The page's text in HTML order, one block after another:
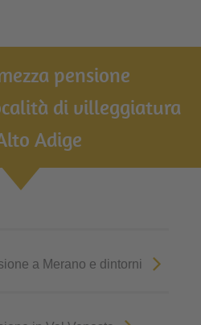
pensione
di villeggiatura
Adige
a Merano e dintorni